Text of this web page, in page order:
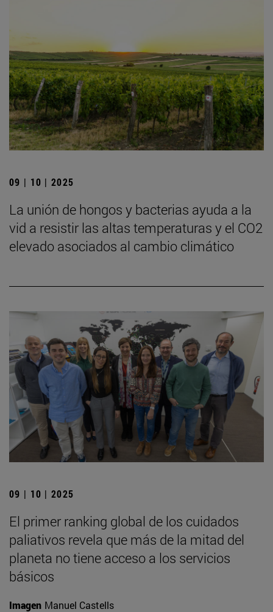
09 | 10 | 2025
La unión de hongos y bacterias ayuda a la
vid a resistir las altas temperaturas y el CO2
elevado asociados al cambio climático
09 | 10 | 2025
El primer ranking global de los cuidados
paliativos revela que más de la mitad del
planeta no tiene acceso a los servicios
básicos
Imagen Manuel Castells